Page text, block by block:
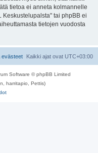
tietoa ei anneta kolmannelle
tai phpBB ei
tietojen vuodosta
Kaikki ajat ovat UTC+03:00
evästeet
Software © phpBB Limited
harritapio, Pettis)